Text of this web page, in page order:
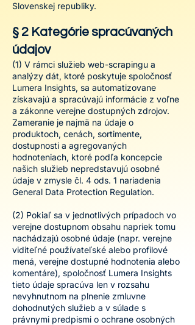
Slovenskej republiky.
§ 2 Kategórie spracúvaných
údajov
(1) V rámci služieb web-scrapingu a
analýzy dát, ktoré poskytuje spoločnosť
Lumera Insights, sa automatizovane
získavajú a spracúvajú informácie z voľne
a zákonne verejne dostupných zdrojov.
Zameranie je najmä na údaje o
produktoch, cenách, sortimente,
dostupnosti a agregovaných
hodnoteniach, ktoré podľa koncepcie
našich služieb nepredstavujú osobné
údaje v zmysle čl. 4 ods. 1 nariadenia
General Data Protection Regulation.
(2) Pokiaľ sa v jednotlivých prípadoch vo
verejne dostupnom obsahu napriek tomu
nachádzajú osobné údaje (napr. verejne
viditeľné používateľské alebo profilové
mená, verejne dostupné hodnotenia alebo
komentáre), spoločnosť Lumera Insights
tieto údaje spracúva len v rozsahu
nevyhnutnom na plnenie zmluvne
dohodnutých služieb a v súlade s
právnymi predpismi o ochrane osobných